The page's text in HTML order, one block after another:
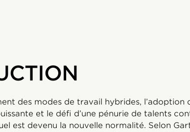
des modes de travail hybrides, l’adoption
et le défi d’une pénurie de talents
est devenu la nouvelle normalité. Selon